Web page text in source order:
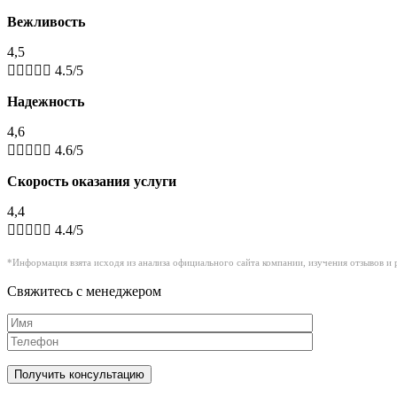
Вежливость
4,5
     4.5/5
Надежность
4,6
     4.6/5
Скорость оказания услуги
4,4
     4.4/5
*Информация взята исходя из анализа официального сайта компании, изучения отзывов и
Свяжитесь с менеджером